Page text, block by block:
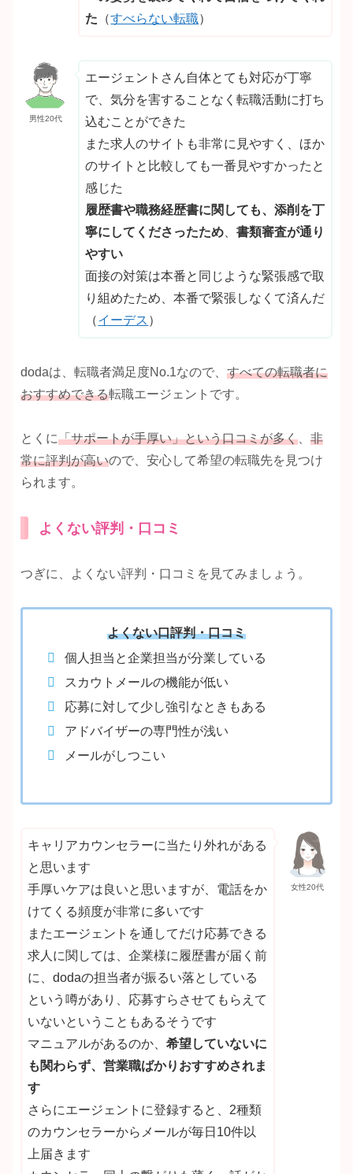
た （すべらない転職）
男性20代
エージェントさん自体とても対応が丁寧
で、気分を害することなく転職活動に打ち
込むことができた
また求人のサイトも非常に見やすく、ほか
のサイトと比較しても一番見やすかったと
感じた
履歴書や職務経歴書に関しても、添削を丁
寧にしてくださったため 、書類審査が通り
やすい
面接の対策は本番と同じような緊張感で取
り組めたため、本番で緊張しなくて済んだ
（イーデス ）
dodaは、転職者満足度No.1なので、 すべての転職者に
おすすめできる転職エージェントです。
とくに「サポートが手厚い」という口コミが多く、 非
常に評判が高いので、安心して希望の転職先を見つけ
られます。
よくない評判・口コミ
つぎに、よくない評判・口コミを見てみましょう。
よくない口評判・口コミ
個人担当と企業担当が分業している
スカウトメールの機能が低い
応募に対して少し強引なときもある
アドバイザーの専門性が浅い
メールがしつこい
女性20代
キャリアカウンセラーに当たり外れがある
と思います
手厚いケアは良いと思いますが、電話をか
けてくる頻度が非常に多いです
またエージェントを通してだけ応募できる
求人に関しては、企業様に履歴書が届く前
に、dodaの担当者が振るい落としている
という噂があり、応募すらさせてもらえて
いないということもあるそうです
マニュアルがあるのか、 希望していないに
も関わらず、営業職ばかりおすすめされま
す
さらにエージェントに登録すると、2種類
のカウンセラーからメールが毎日10件以
上届きます